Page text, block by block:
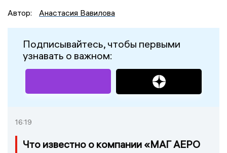
Автор:
Анастасия Вавилова
Подписывайтесь, чтобы первыми
узнавать о важном:
16:19
Что известно о компании «МАГ АЕРО